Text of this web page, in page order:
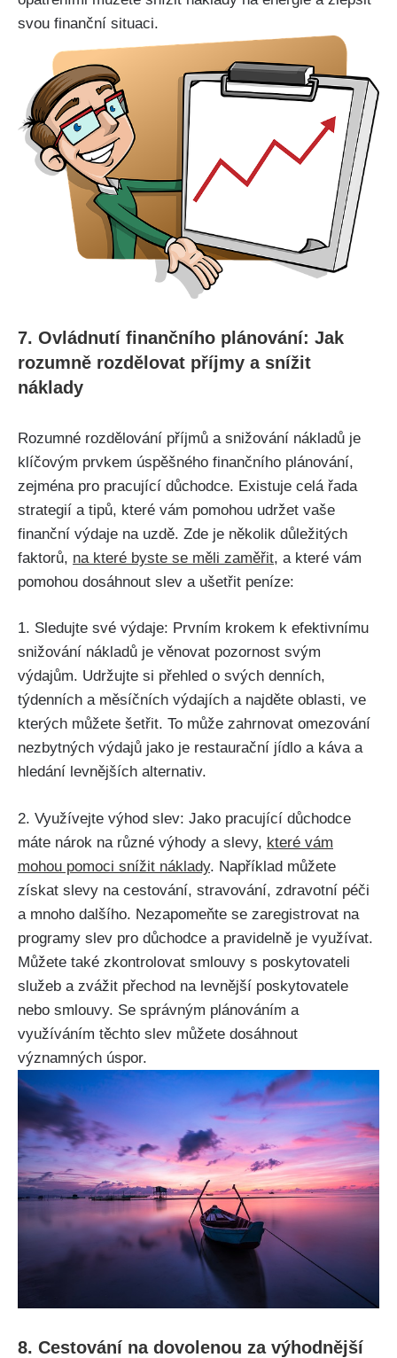
svou finanční situaci.
7. Ovládnutí finančního plánování: Jak
rozumně rozdělovat příjmy a snížit
náklady
Rozumné rozdělování příjmů a snižování nákladů je
klíčovým prvkem úspěšného finančního plánování,
zejména pro pracující důchodce. Existuje celá řada
strategií a tipů, které vám pomohou udržet vaše
finanční výdaje na uzdě. Zde je několik důležitých
faktorů, na které byste se měli zaměřit, a které vám
pomohou dosáhnout slev a ušetřit peníze:
1. Sledujte své výdaje: Prvním krokem k efektivnímu
snižování nákladů je věnovat pozornost svým
výdajům. Udržujte si přehled o svých denních,
týdenních a měsíčních výdajích a najděte oblasti, ve
kterých můžete šetřit. To může zahrnovat omezování
nezbytných výdajů jako je restaurační jídlo a káva a
hledání levnějších alternativ.
2. Využívejte výhod slev: Jako pracující důchodce
máte nárok na různé výhody a slevy, které vám
mohou pomoci snížit náklady. Například můžete
získat slevy na cestování, stravování, zdravotní péči
a mnoho dalšího. Nezapomeňte se zaregistrovat na
programy slev pro důchodce a pravidelně je využívat.
Můžete také zkontrolovat smlouvy s poskytovateli
služeb a zvážit přechod na levnější poskytovatele
nebo smlouvy. Se správným plánováním a
využíváním těchto slev můžete dosáhnout
významných úspor.
8. Cestování na dovolenou za výhodnější